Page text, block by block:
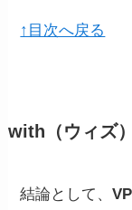
↑目次へ戻る
with（ウィズ
結論として、